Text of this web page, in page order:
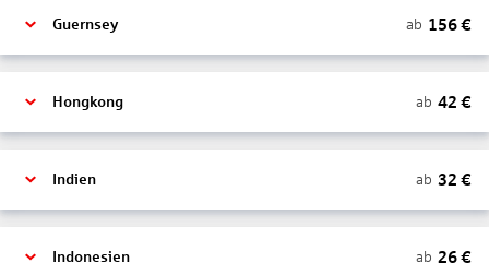
Guernsey ab 156€
Hongkong ab 42 €
Indien ab 32 €
Indonesien ab 26€